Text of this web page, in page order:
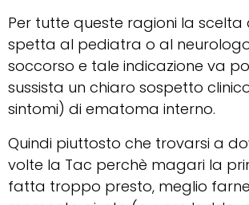
Per tutte queste ragioni la scelta
spetta al pediatra o al
soccorso e tale indicazione va
sussista un chiaro sospetto
sintomi) di ematoma interno.
Quindi piuttosto che trovarsi a
volte la Tac perchè magari la
fatta troppo presto, meglio